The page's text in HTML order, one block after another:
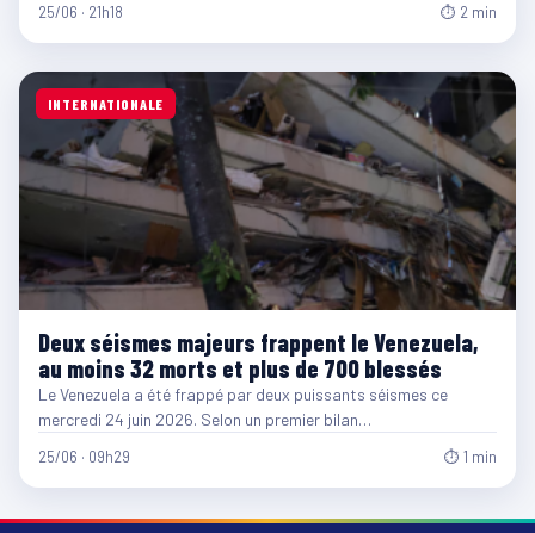
25/06 · 21h18 ⏱ 2 min
INTERNATIONALE
Deux séismes majeurs frappent le Venezuela,
au moins 32 morts et plus de 700 blessés
Le Venezuela a été frappé par deux puissants séismes ce
mercredi 24 juin 2026. Selon un premier bilan…
25/06 · 09h29 ⏱ 1 min